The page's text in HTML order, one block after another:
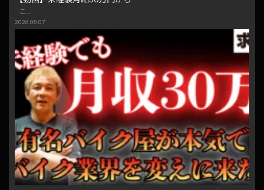
こ…
2026.08.07